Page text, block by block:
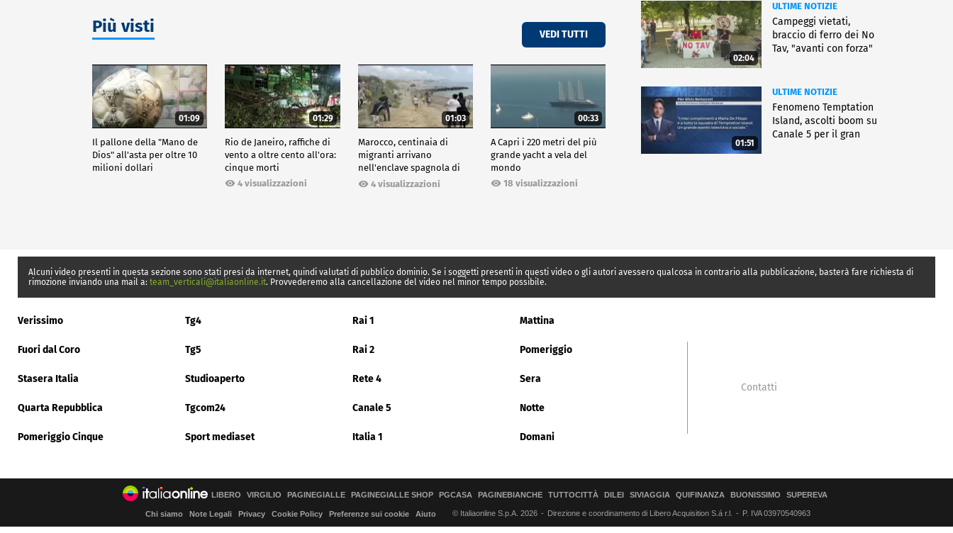
Più visti VEDI TUTTI
01:09
Il pallone della "Mano de
Dios" all'asta per oltre 10
milioni dollari
01:29
Rio de Janeiro, raffiche di
vento a oltre cento all'ora:
cinque morti
4 visualizzazioni
01:03
Marocco, centinaia di
migranti arrivano
nell'enclave spagnola di
Ceuta4 visualizzazioni
00:33
A Capri i 220 metri del più
grande yacht a vela del
mondo
18 visualizzazioni
02:04
ULTIME NOTIZIE
Campeggi vietati,
braccio di ferro dei No
Tav, "avanti con forza"
01:51
ULTIME NOTIZIE
Fenomeno Temptation
Island, ascolti boom su
Canale 5 per il gran
Alcuni video presenti in questa sezione sono stati presi da internet, quindi valutati di pubblico dominio. Se i soggetti presenti in questi video o gli autori avessero qualcosa in contrario alla pubblicazione, basterà fare richiesta di
rimozione inviando una mail a: team_verticali@italiaonline.it. Provvederemo alla cancellazione del video nel minor tempo possibile.
Verissimo Tg4 Rai 1 Mattina
Fuori dal Coro Tg5 Rai 2 Pomeriggio
Stasera Italia Studioaperto Rete 4 Sera
Quarta Repubblica Tgcom24 Canale 5 Notte
Pomeriggio Cinque Sport mediaset Italia 1 Domani
Contatti
LIBERO VIRGILIO PAGINEGIALLE PAGINEGIALLE SHOP PGCASA PAGINEBIANCHE TUTTOCITTÀ DILEI SIVIAGGIA QUIFINANZA BUONISSIMO SUPEREVA
Chi siamo Note Legali Privacy Cookie Policy Preferenze sui cookie Aiuto © Italiaonline S.p.A. 2026 Direzione e coordinamento di Libero Acquisition S.á r.l. P. IVA 03970540963